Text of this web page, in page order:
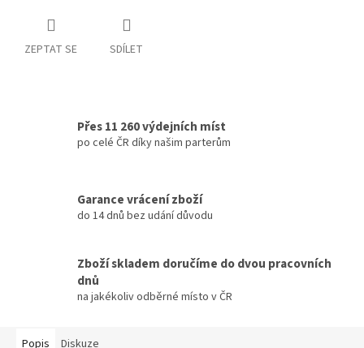
ZEPTAT SE SDÍLET
Přes 11 260 výdejních míst
po celé ČR díky našim parterům
Garance vrácení zboží
do 14 dnů bez udání důvodu
Zboží skladem doručíme do dvou pracovních
dnů
na jakékoliv odběrné místo v ČR
Popis Diskuze